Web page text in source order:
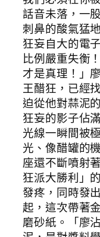
話音未落，一
刺鼻的酸氣猛
狂妄自大的電
比例嚴重失衡
才是真理！」
王醋狂，已經
迫從他對蒜泥
狂妄的影子佔
光線一瞬間被
光、像醋罐的
座還不斷噴射
狂派大勝利」
發疼，同時發
起，這次帶著
磨砂紙。「廖